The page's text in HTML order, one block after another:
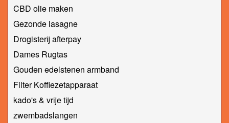
CBD olie maken
Gezonde lasagne
Drogisterij afterpay
Dames Rugtas
Gouden edelstenen armband
Filter Koffiezetapparaat
kado's & vrije tijd
zwembadslangen